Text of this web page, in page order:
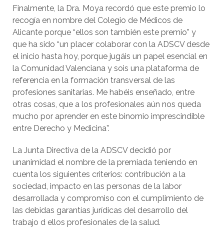
Finalmente, la Dra. Moya recordó que este premio lo
recogía en nombre del Colegio de Médicos de
Alicante porque “ellos son también este premio” y
que ha sido “un placer colaborar con la ADSCV desde
el inicio hasta hoy, porque jugáis un papel esencial en
la Comunidad Valenciana y sois una plataforma de
referencia en la formación transversal de las
profesiones sanitarias. Me habéis enseñado, entre
otras cosas, que a los profesionales aún nos queda
mucho por aprender en este binomio imprescindible
entre Derecho y Medicina”.
La Junta Directiva de la ADSCV decidió por
unanimidad el nombre de la premiada teniendo en
cuenta los siguientes criterios: contribución a la
sociedad, impacto en las personas de la labor
desarrollada y compromiso con el cumplimiento de
las debidas garantías jurídicas del desarrollo del
trabajo d ellos profesionales de la salud.